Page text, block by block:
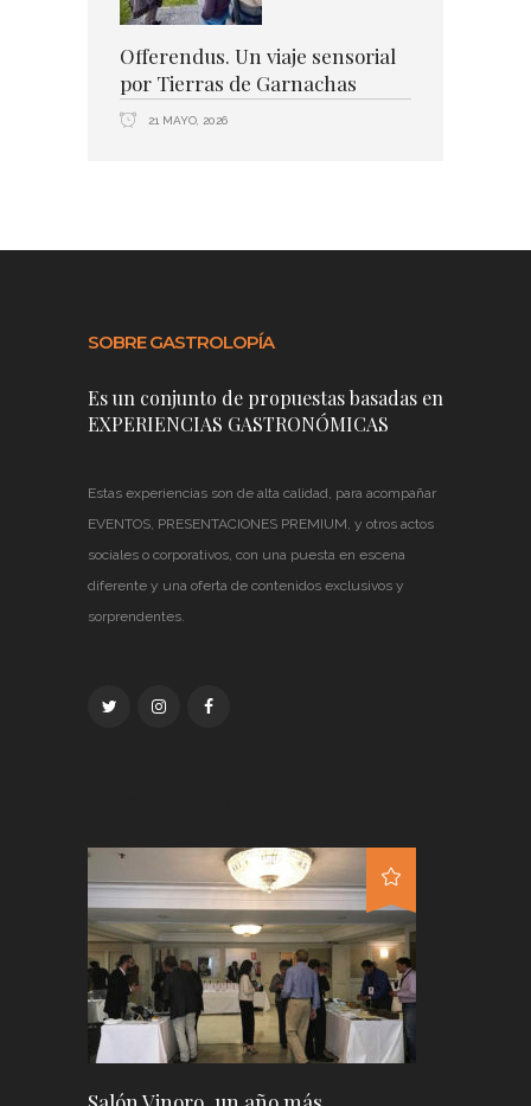
Offerendus. Un viaje sensorial
por Tierras de Garnachas
21 MAYO, 2026
SOBRE GASTROLOPÍA
Es un conjunto de propuestas basadas en
EXPERIENCIAS GASTRONÓMICAS
Estas experiencias son de alta calidad, para acompañar
EVENTOS, PRESENTACIONES PREMIUM, y otros actos
sociales o corporativos, con una puesta en escena
diferente y una oferta de contenidos exclusivos y
sorprendentes.